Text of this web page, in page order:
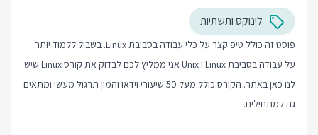
לינוקס ותשתיות
פוסט זה כולל טיפ קצר על כלי עבודה בסביבת Linux. בשביל ללמוד יותר
על עבודה בסביבת Linux ו Unix אני ממליץ לכם לבדוק את
קורס Linux
שיש
לנו כאן באתר. הקורס כולל מעל 50 שיעורי וידאו והמון תרגול מעשי ומתאים
גם למתחילים.